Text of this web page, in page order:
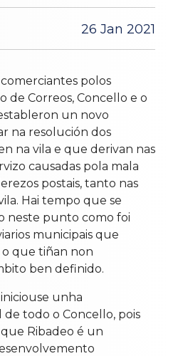
26 Jan 2021
polos
de Correos, Concello e o
un novo
na resolución dos
na vila e que derivan nas
causadas pola mala
postais, tanto nas
Hai tempo que se
neste punto como foi
municipais que
que tiñan non
ben definido.
unha
todo o Concello, pois
Ribadeo é un